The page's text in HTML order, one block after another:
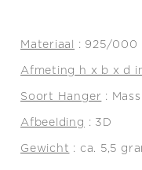
Materiaal : 925/000
Afmeting h x b x d
Soort Hanger :
Afbeelding : 3D
Gewicht : ca. 5,5